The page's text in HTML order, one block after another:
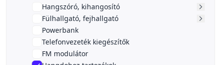
Hangszóró, kihangosító
Fülhallgató, fejhallgató
Powerbank
Telefonvezeték kiegészítők
FM modulátor